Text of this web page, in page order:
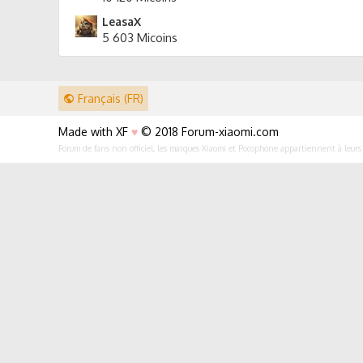
LeasaX
5 603 Micoins
Français (FR)
Made with XF ♥ © 2018 Forum-xiaomi.com
Forum de fans non officiel, les marques Xiaomi et Pocophone appartiennent à